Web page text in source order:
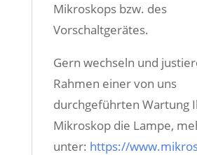
Mikroskops bzw. des
Vorschaltgerätes.
Gern wechseln und
Rahmen einer von uns
durchgeführten Wartung
Mikroskop die Lampe,
unter: https://